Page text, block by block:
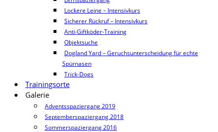
Lockere Leine – Intensivkurs
Sicherer Rückruf – Intensivkurs
Anti-Giftköder-Training
Objektsuche
Dogland Yard – Geruchsunterscheidung für echte
Spürnasen
Trick-Dogs
Trainingsorte
Galerie
Adventsspaziergang 2019
Septemberspaziergang 2018
Sommerspaziergang 2016